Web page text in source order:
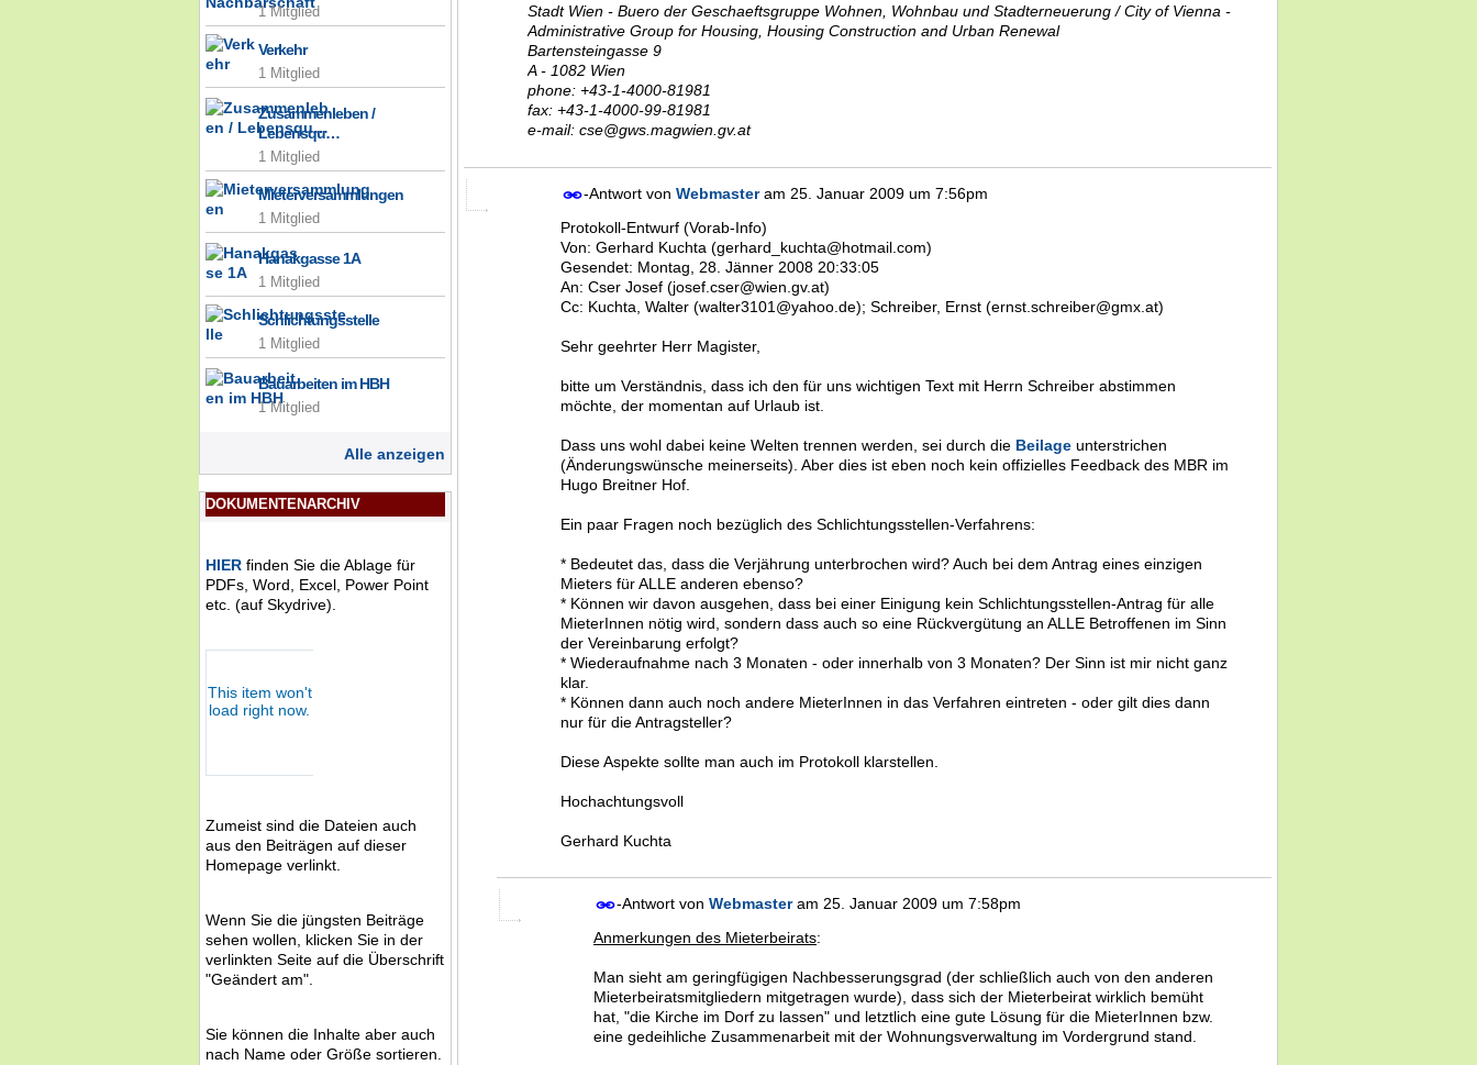
1 Mitglied
Verkehr
1 Mitglied
Zusammenleben /
Lebensqu…
1 Mitglied
Mieterversammlungen
1 Mitglied
Hanakgasse 1A
1 Mitglied
Schlichtungsstelle
1 Mitglied
Bauarbeiten im HBH
1 Mitglied
Alle anzeigen
DOKUMENTENARCHIV
HIER finden Sie die Ablage für
PDFs, Word, Excel, Power Point
etc. (auf Skydrive).
Zumeist sind die Dateien auch
aus den Beiträgen auf dieser
Homepage verlinkt.
Wenn Sie die jüngsten Beiträge
sehen wollen, klicken Sie in der
verlinkten Seite auf die Überschrift
"Geändert am".
Sie können die Inhalte aber auch
nach Name oder Größe sortieren.
Stadt Wien - Buero der Geschaeftsgruppe Wohnen, Wohnbau und Stadterneuerung / City of Vienna -
Administrative Group for Housing, Housing Construction and Urban Renewal
Bartensteingasse 9
A - 1082 Wien
phone: +43-1-4000-81981
fax: +43-1-4000-99-81981
e-mail: cse@gws.magwien.gv.at
-Antwort von Webmasteram 25. Januar 2009 um 7:56pm
Von: Gerhard Kuchta (gerhard_kuchta@hotmail.com)
Gesendet: Montag, 28. Jänner 2008 20:33:05
An: Cser Josef (josef.cser@wien.gv.at)
Cc: Kuchta, Walter (walter3101@yahoo.de); Schreiber, Ernst (ernst.schreiber@gmx.at)
Sehr geehrter Herr Magister,
bitte um Verständnis, dass ich den für uns wichtigen Text mit Herrn Schreiber abstimmen
möchte, der momentan auf Urlaub ist.
Dass uns wohl dabei keine Welten trennen werden, sei durch die Beilage unterstrichen
(Änderungswünsche meinerseits). Aber dies ist eben noch kein offizielles Feedback des MBR im
Hugo Breitner Hof.
Ein paar Fragen noch bezüglich des Schlichtungsstellen-Verfahrens:
* Bedeutet das, dass die Verjährung unterbrochen wird? Auch bei dem Antrag eines einzigen
Mieters für ALLE anderen ebenso?
* Können wir davon ausgehen, dass bei einer Einigung kein Schlichtungsstellen-Antrag für alle
MieterInnen nötig wird, sondern dass auch so eine Rückvergütung an ALLE Betroffenen im Sinn
der Vereinbarung erfolgt?
* Wiederaufnahme nach 3 Monaten - oder innerhalb von 3 Monaten? Der Sinn ist mir nicht ganz
klar.
* Können dann auch noch andere MieterInnen in das Verfahren eintreten - oder gilt dies dann
nur für die Antragsteller?
Diese Aspekte sollte man auch im Protokoll klarstellen.
Hochachtungsvoll
Gerhard Kuchta
-Antwort von Webmasteram 25. Januar 2009 um 7:58pm
Anmerkungen des Mieterbeirats:
Man sieht am geringfügigen Nachbesserungsgrad (der schließlich auch von den anderen
Mieterbeiratsmitgliedern mitgetragen wurde), dass sich der Mieterbeirat wirklich bemüht
hat, "die Kirche im Dorf zu lassen" und letztlich eine gute Lösung für die MieterInnen bzw.
eine gedeihliche Zusammenarbeit mit der Wohnungsverwaltung im Vordergrund stand.